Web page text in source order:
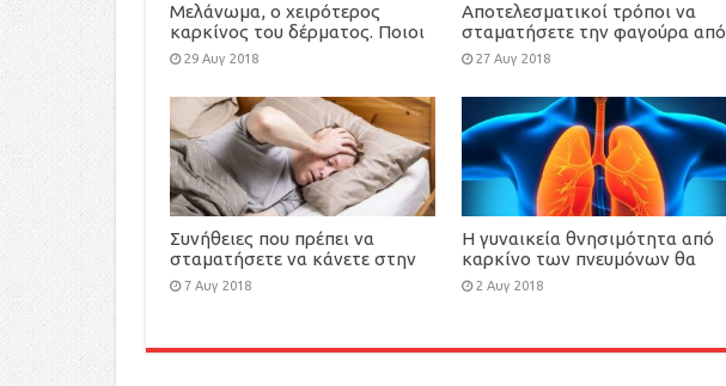
Μελάνωμα, ο χειρότερος
καρκίνος του δέρματος. Ποιοι
κινδυνεύουν; Πώς γίνεται
αντιληπτό;
29 Αυγ 2018
Αποτελεσματικοί τρόποι να
σταματήσετε την φαγούρα από
τα κουνούπια
27 Αυγ 2018
Συνήθειες που πρέπει να
σταματήσετε να κάνετε στην
κρεβατοκάμαρά σας
7 Αυγ 2018
Η γυναικεία θνησιμότητα από
καρκίνο των πνευμόνων θα
αυξηθεί κατά 43% έως το 2030
2 Αυγ 2018